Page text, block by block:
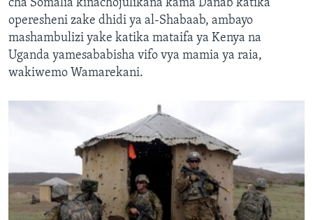
cha Somalia kinachojulikana kama Danab katika
operesheni zake dhidi ya al-Shabaab, ambayo
mashambulizi yake katika mataifa ya Kenya na
Uganda yamesababisha vifo vya mamia ya raia,
wakiwemo Wamarekani.